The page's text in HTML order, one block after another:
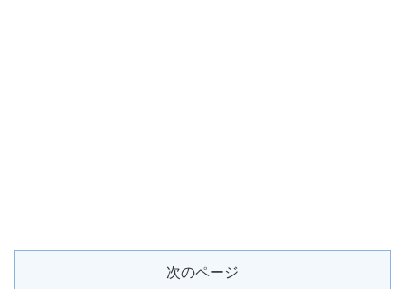
次のページ